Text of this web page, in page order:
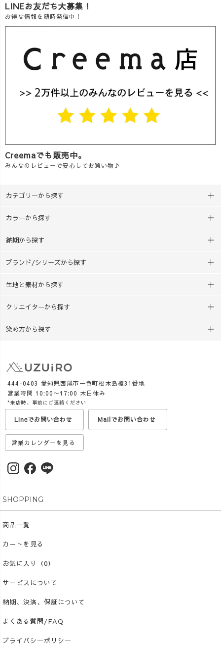
LINEお友だち大募集！
お得な情報を随時発信中！
Creemaでも販売中。
みんなのレビューで安心してお買い物♪
カテゴリーから探す
カラーから探す
納期から探す
ブランド/シリーズから探す
生地と素材から探す
クリエイターから探す
染め方から探す
444-0403 愛知県西尾市一色町松木島榎31番地
営業時間 10:00〜17:00 木日休み
*来店時、事前にご連絡ください
Lineでお問い合わせ Mailでお問い合わせ
営業カレンダーを見る
SHOPPING
商品一覧
カートを見る
お気に入り（0）
サービスについて
納期、決済、保証について
よくある質問/FAQ
プライバシーポリシー